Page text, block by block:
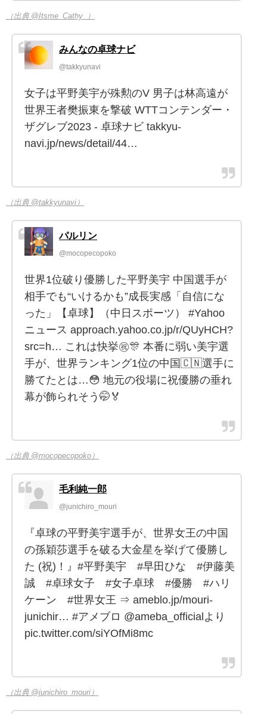
（出典 @Itsme_Cathy_）
みんなの卓球ナビ
@takkyunavi
女子は平野美宇が殊勲のV 男子は林高遠が
世界王者樊振東を撃破 WTTコンテンダー・
ザグレブ2023 - 卓球ナビ takkyu-
navi.jp/news/detail/44…
（出典 @takkyunavi）
パルリン
@mocopecopoko
世界1位破り優勝した平野美宇 中国選手が
相手でも“いけるかも”成長実感「自信にな
った」【卓球】（中日スポーツ） #Yahoo
ニュース approach.yahoo.co.jp/r/QUyHCH?
src=h… これは快挙㊗️🎊 本番に弱い美宇選
手が、世界ランキング1位の中国🇨🇳選手に
勝てたとは…😳 地元の役場に祝優勝の垂れ
幕が飾られそう🤭🏅
（出典 @mocopecopoko）
毛利純一郎
@junichiro_mouri
『卓球の平野美宇選手が、世界女王の中国
の孫穎莎選手を破る大金星を挙げて優勝し
た (祝)！』#平野美宇 #早田ひな #伊藤美
誠 #卓球女子 #女子卓球 #優勝 #ハリ
ケーン #世界女王 ⇒ ameblo.jp/mouri-
junichir… #アメブロ @ameba_officialより
pic.twitter.com/siYOfMi8mc
（出典 @junichiro_mouri）